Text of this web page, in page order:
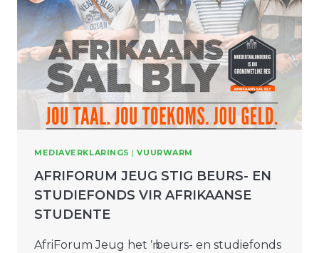
MEDIAVERKLARINGS |VUURWARM
AFRIFORUM JEUG STIG BEURS- EN
STUDIEFONDS VIR AFRIKAANSE
STUDENTE
AfriForum Jeug het ŉ beurs- en studiefonds